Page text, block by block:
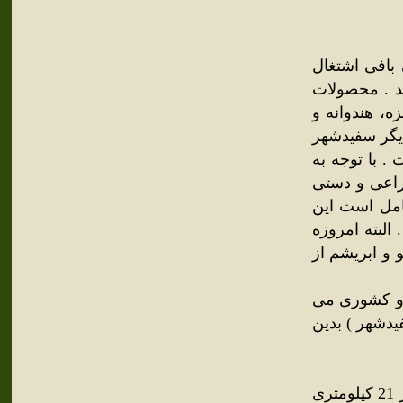
اشتغال
. محصولات
هندوانه و
سفیدشهر
. با توجه به
و دستی
است این
امروزه
ابریشم از
و کشوری می
) بدین
سفیدشهر در 21 کیلومتری شمال غربی شهرستان آرا ن و بیدگل و در 21 کیلومتری